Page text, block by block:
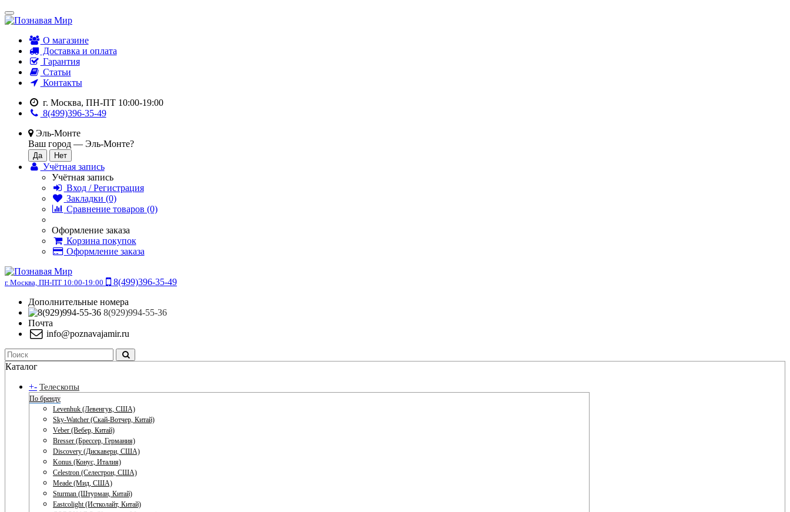
О магазине
Доставка и оплата
Гарантия
Статьи
Контакты
г. Москва, ПН-ПТ 10:00-19:00
8(499)396-35-49
Эль-Монте
Ваш город — Эль-Монте?
Учётная запись
Учётная запись
Вход / Регистрация
Закладки (0)
Сравнение товаров (0)
Оформление заказа
Корзина покупок
Оформление заказа
г. Москва, ПН-ПТ 10:00-19:00
8(499)396-35-49
Дополнительные номера
8(929)994-55-36
Почта
info@poznavajamir.ru
Каталог
+- Телескопы
По бренду
Levenhuk (Левенгук, США)
Sky-Watcher (Скай-Вотчер, Китай)
Veber (Вебер, Китай)
Bresser (Брессер, Германия)
Discovery (Дискавери, США)
Konus (Конус, Италия)
Celestron (Селестрон, США)
Meade (Мид, США)
Sturman (Штурман, Китай)
Eastcolight (Истколайт, Китай)